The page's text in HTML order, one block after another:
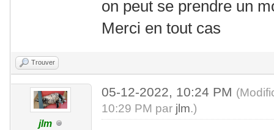
on peut se prendre un
Merci en tout cas
Trouver
jlm
05-12-2022, 10:24 PM
10:29 PM par jlm.)